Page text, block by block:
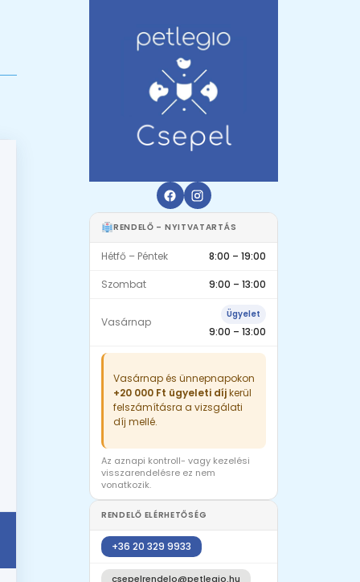
RENDELŐ – NYITVATARTÁS
Hétfő – Péntek 8:00 – 19:00
Szombat 9:00 – 13:00
Vasárnap
Ügyelet
9:00 – 13:00
Vasárnap és ünnepnapokon
+20 000 Ft ügyeleti díjkerül
felszámításra a vizsgálati
díj mellé.
Az aznapi kontroll- vagy kezelési
visszarendelésre ez nem
vonatkozik.
RENDELŐ ELÉRHETŐSÉG
+36 20 329 9933
csepelrendelo@petlegio.hu